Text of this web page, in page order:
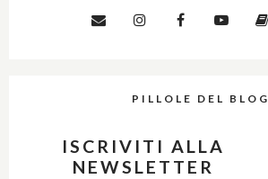
PILLOLE DEL BLOG
ISCRIVITI ALLA
NEWSLETTER